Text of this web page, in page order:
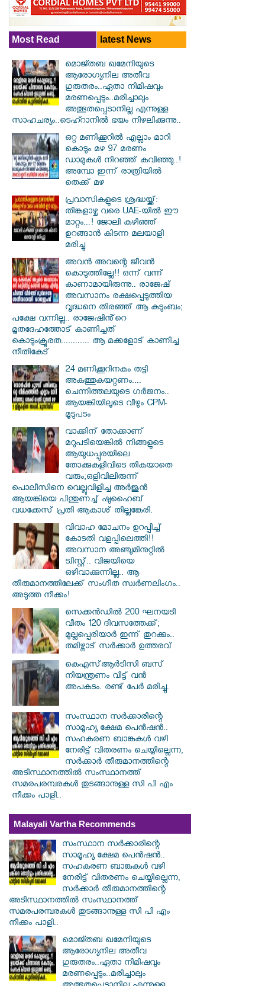
Most Read latest News
മൊജ്തബ ഖമേനിയുടെ
ആരോഗ്യനില അതീവ
ഗുരുതരം..ഏതാ നിമിഷവും
മരണപ്പെടും..മരിച്ചാലും
അത്ഭുതപ്പെടാനില്ല എന്നുള്ള
സാഹചര്യം..ടെഹ്റാനിൽ ഭയം നിഴലിക്കുന്നു..
ഒറ്റ മണിക്കൂറിൽ എല്ലാം മാറി
കൊടും മഴ 97 മരണം
ഡാമുകൾ നിറഞ്ഞ് കവിഞ്ഞു..!
അമ്പോ ഇന്ന് രാത്രിയിൽ
തെക്ക് മഴ
പ്രവാസികളുടെ ശ്രദ്ധയ്ക്ക്:
തിങ്കളാഴ്ച വരെ UAE-യിൽ ഈ
മാറ്റം...! ജോലി കഴിഞ്ഞ്
ഉറങ്ങാൻ കിടന്ന മലയാളി
മരിച്ചു
അവൻ അവന്റെ ജീവൻ
കൊടുത്തില്ലേ!! ഒന്ന് വന്ന്
കാണാമായിരുന്നു.. രാജേഷ്
അവസാനം രക്ഷപ്പെടുത്തിയ
വൃദ്ധനെ തിരഞ്ഞ് ആ കുടുംബം;
പക്ഷേ വന്നില്ല.. രാജേഷിൻ്റെ
മൃതദേഹത്തോട് കാണിച്ചത്
കൊടുംക്രൂരത............ ആ മക്കളോട് കാണിച്ച
നീതികേട്
24 മണിക്കൂറിനകം തട്ടി
അകത്തുകയറ്റണം....
ചെന്നിത്തലയുടെ ഗർജനം..
ആയങ്കിയിലൂടെ വീഴും CPM-
മൂടുപടം
വാക്കിന് തോക്കാണ്
മറുപടിയെങ്കിൽ നിങ്ങളുടെ
ആയുധപ്പുരയിലെ
തോക്കുകളിവിടെ തികയാതെ
വരും;ഒളിവിലിരുന്ന്
പൊലീസിനെ വെല്ലുവിളിച്ച അർജുൻ
ആയങ്കിയെ പിന്തുണച്ച് ഷുഹൈബ്
വധക്കേസ് പ്രതി ആകാശ് തില്ലങ്കേരി.
വിവാഹ മോചനം ഉറപ്പിച്ച്
കോടതി വളപ്പിലെത്തി!!
അവസാന അഞ്ചുമിനുറ്റിൽ
ട്വിസ്റ്റ്.. വിജയിയെ
ഒഴിവാക്കുന്നില്ല.. ആ
തീരുമാനത്തിലേക്ക് സംഗീത സ്വർണലിംഗം..
അടുത്ത നീക്കം!
സെക്കൻഡിൽ 200 ഘനയടി
വീതം 120 ദിവസത്തേക്ക്;
മുല്ലപ്പെരിയാർ ഇന്ന് തുറക്കും..
തമിഴ്നാട് സർക്കാർ ഉത്തരവ്
കെഎസ്ആര്‍ടിസി ബസ്
നിയന്ത്രണം വിട്ട് വൻ
അപകടം. രണ്ട് പേർ മരിച്ചു.
സംസ്ഥാന സർ‌ക്കാരിന്റെ
സാമൂഹ്യ ക്ഷേമ പെൻഷൻ..
സഹകരണ ബാങ്കുകൾ വഴി
നേരിട്ട് വിതരണം ചെയ്യില്ലെന്ന,
സർക്കാർ തീരുമാനത്തിന്റെ
അടിസ്ഥാനത്തിൽ സംസ്ഥാനത്ത്
സമരപരമ്പരകൾ തുടങ്ങാനുള്ള സി പി എം
നീക്കം പാളി..
Malayali Vartha Recommends
സംസ്ഥാന സർ‌ക്കാരിന്റെ
സാമൂഹ്യ ക്ഷേമ പെൻഷൻ..
സഹകരണ ബാങ്കുകൾ വഴി
നേരിട്ട് വിതരണം ചെയ്യില്ലെന്ന,
സർക്കാർ തീരുമാനത്തിന്റെ
അടിസ്ഥാനത്തിൽ സംസ്ഥാനത്ത്
സമരപരമ്പരകൾ തുടങ്ങാനുള്ള സി പി എം
നീക്കം പാളി..
മൊജ്തബ ഖമേനിയുടെ
ആരോഗ്യനില അതീവ
ഗുരുതരം..ഏതാ നിമിഷവും
മരണപ്പെടും..മരിച്ചാലും